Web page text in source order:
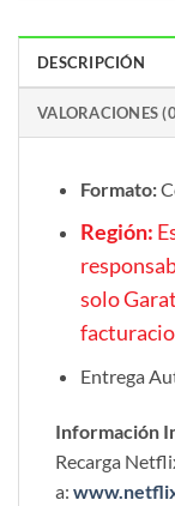
DESCRIPCIÓN
VALORACIONES
Formato:
Región:
solo
Entrega
Información
Recarga
a: